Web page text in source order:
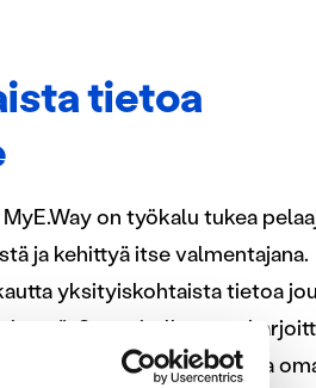
tietoa
on työkalu tukea
ja kehittyä itse valmentajana.
yksityiskohtaista tietoa
Suunnitellessaan
automaattisia yhteenvetoja